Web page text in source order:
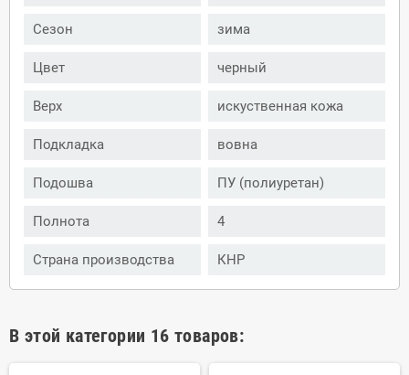
Сезон зима
Цвет черный
Верх искуственная кожа
Подкладка вовна
Подошва ПУ (полиуретан)
Полнота 4
Страна производства КНР
В этой категории 16 товаров: